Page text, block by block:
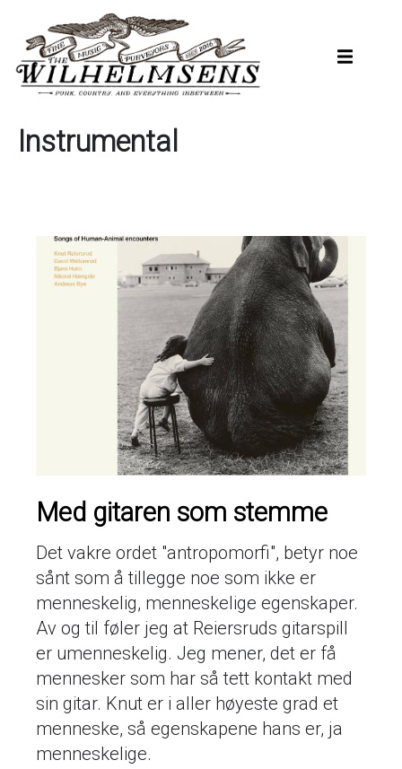
hovedinnhold
Instrumental
Med gitaren som stemme
Det vakre ordet "antropomorfi", betyr noe
sånt som å tillegge noe som ikke er
menneskelig, menneskelige egenskaper.
Av og til føler jeg at Reiersruds gitarspill
er umenneskelig. Jeg mener, det er få
mennesker som har så tett kontakt med
sin gitar. Knut er i aller høyeste grad et
menneske, så egenskapene hans er, ja
menneskelige.